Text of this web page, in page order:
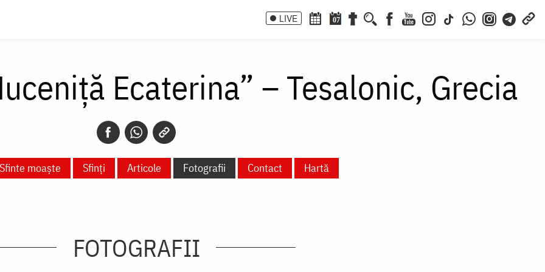
LIVE 07
Ecaterina” – Tesalonic, Grecia
Sfinte moaște Sfinți Articole Fotografii Contact Hartă
FOTOGRAFII